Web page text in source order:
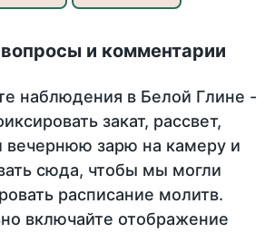
и комментарии
наблюдения в Белой Глине -
закат, рассвет,
зарю на камеру и
сюда, чтобы мы могли
расписание молитв.
включайте отображение